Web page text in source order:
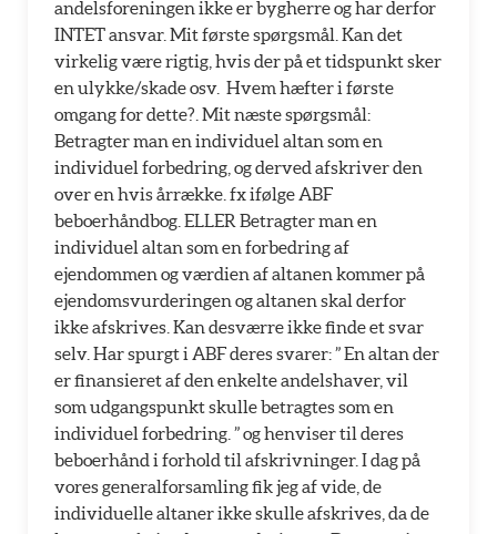
andelsforeningen ikke er bygherre og har derfor
INTET ansvar. Mit første spørgsmål. Kan det
virkelig være rigtig, hvis der på et tidspunkt sker
en ulykke/skade osv.  Hvem hæfter i første
omgang for dette?. Mit næste spørgsmål:
Betragter man en individuel altan som en
individuel forbedring, og derved afskriver den
over en hvis årrække. fx ifølge ABF
beboerhåndbog. ELLER Betragter man en
individuel altan som en forbedring af
ejendommen og værdien af altanen kommer på
ejendomsvurderingen og altanen skal derfor
ikke afskrives. Kan desværre ikke finde et svar
selv. Har spurgt i ABF deres svarer: ” En altan der
er finansieret af den enkelte andelshaver, vil
som udgangspunkt skulle betragtes som en
individuel forbedring. ” og henviser til deres
beboerhånd i forhold til afskrivninger. I dag på
vores generalforsamling fik jeg af vide, de
individuelle altaner ikke skulle afskrives, da de